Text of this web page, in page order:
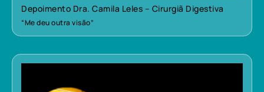
Depoimento Dra. Camila Leles – Cirurgiã Digestiva
“Me deu outra visão”